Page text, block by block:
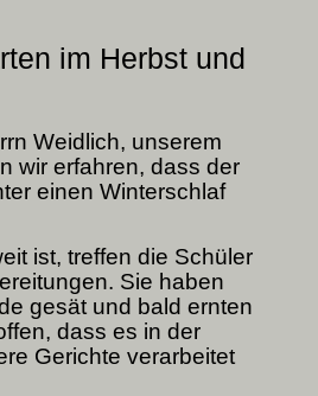
im Herbst und
Weidlich, unserem
wir erfahren, dass der
einen Winterschlaf
ist, treffen die Schüler
Sie haben
gesät und bald ernten
dass es in der
Gerichte verarbeitet